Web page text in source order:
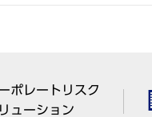
ポレートリスク
ューション